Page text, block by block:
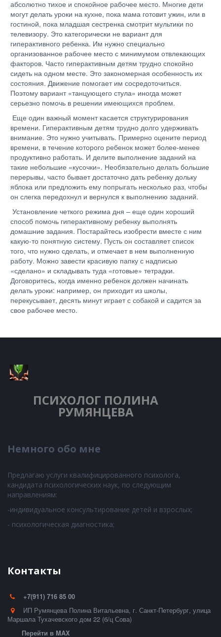
абсолютно тихое и спокойное рабочее место. Многие дети
могут делать уроки на кухне, пока мама готовит ужин, или в
гостиной, пока младшая сестренка смотрит мультики по
телевизору. Это категорически не вариант для
гиперактивного ребенка. Им нужно специально
организованное рабочее место с минимумом отвлекающих
факторов. Часто гиперактивным детям трудно спокойно
сидеть на одном месте. Это закономерная особенность их
состояния. Движение помогает им сосредоточиться.
Поэтому вариант «танцующего стула» иногда может
серьезно помочь в решении имеющихся проблем.
Еще один важный момент касается структурирования
времени. Гиперактивным детям трудно долго удерживать
внимание. Это нужно учитывать. Примерно оцените период
времени, в течение которого ребенок может более-менее
продуктивно работать. И делите выполнение заданий на
такие небольшие «кусочки». Необязательно делать большие
перерывы, часто бывает достаточно дать ребенку дольку
яблока или предложить ему попрыгать несколько раз, чтобы
он слегка передохнул и вернулся к выполнению заданий.
Установление четкого режима дня – еще один хороший
способ помочь гиперактивному ребенку выполнять
домашние задания. Постарайтесь изобрести вместе с ним
какую-то понятную систему. Пусть он составляет список
того, что нужно сделать, и отмечает в нем выполненную
работу. Можно завести красивую папку с надписью
«сделано» и складывать туда «готовые» тетрадки.
Договоритесь, когда именно ребенок должен начинать
делать уроки: например, он приходит из школы,
перекусывает, десять минут играет с собакой и садится за
свое рабочее место.
ПСИХОЛОГ ПОЛИНА
РУМЯНЦЕВА
Немного обо мне
Предлагаю услуги квалифицированного психолога,
кандидата психологических наук, по следующим
направлениям:
-индивидуальное консультирование детей и взрослых;
- психологическая диагностика;
Контакты
+7(911) 716 85 00
ИП Румянцева Полина Витальевна, г. Санкт-Петербург, улица
Маршала Тухачевского дом 22 (б/ц Сова)
Перейти в MAX